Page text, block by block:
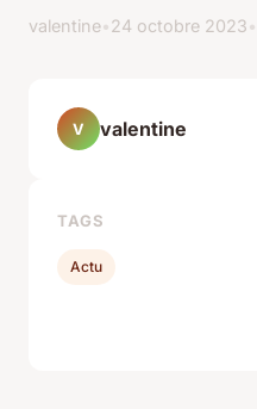
valentine•24 octobre 2023•
V valentine
TAGS
Actu